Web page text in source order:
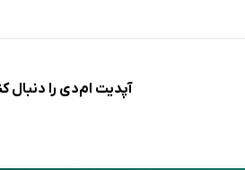
آپدیت ام‌دی را دنبال